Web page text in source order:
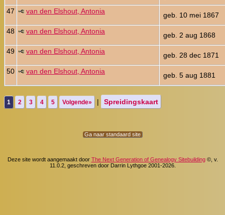
47
van den Elshout, Antonia
geb. 10 mei 1867
48
van den Elshout, Antonia
geb. 2 aug 1868
49
van den Elshout, Antonia
geb. 28 dec 1871
50
van den Elshout, Antonia geb. 5 aug 1881
1 2 3 4 5 Volgende» | Spreidingskaart
Ga naar standaard site
Deze site wordt aangemaakt door The Next Generation of Genealogy Sitebuilding©, v.
11.0.2, geschreven door Darrin Lythgoe 2001-2026.